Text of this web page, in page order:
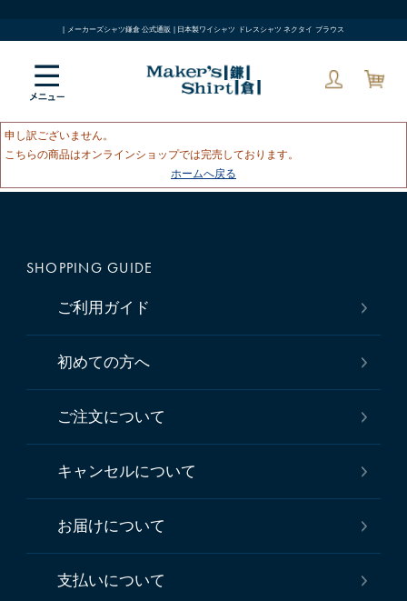
| メーカーズシャツ鎌倉 公式通販 | 日本製ワイシャツ ドレスシャツ ネクタイ ブラウス
申し訳ございません。
こちらの商品はオンラインショップでは完売しております。
ホームへ戻る
SHOPPING GUIDE
ご利用ガイド
初めての方へ
ご注文について
キャンセルについて
お届けについて
支払いについて